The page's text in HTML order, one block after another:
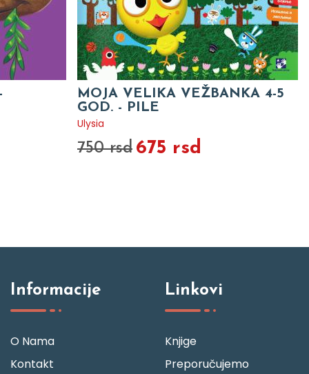
MOJA VELIKA VEŽBANKA 4-5
GOD. - PILE
Ulysia
750 rsd 675 rsd
Informacije
O Nama
Kontakt
Linkovi
Knjige
Preporučujemo